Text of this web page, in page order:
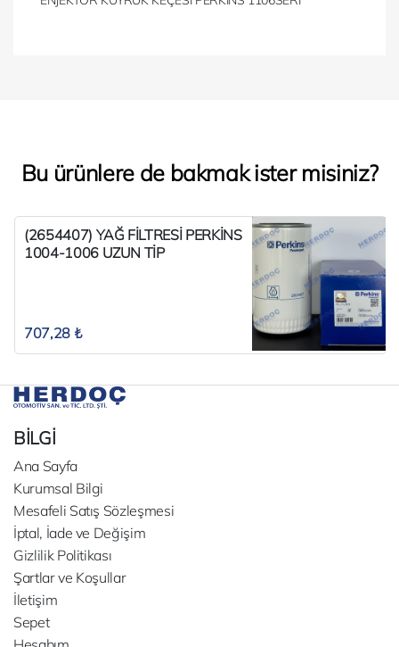
Bu ürünlere de bakmak ister misiniz?
(2654407) YAĞ FİLTRESİ PERKİNS
1004-1006 UZUN TİP
707,28 ₺
BİLGİ
Ana Sayfa
Kurumsal Bilgi
Mesafeli Satış Sözleşmesi
İptal, İade ve Değişim
Gizlilik Politikası
Şartlar ve Koşullar
İletişim
Sepet